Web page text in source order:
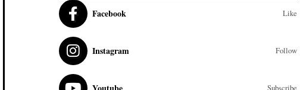
Facebook Like
Instagram Follow
Subscribe